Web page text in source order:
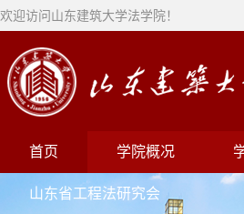
欢迎访问山东建筑大学法学院！
首页 学院概况
山东省工程法研究会